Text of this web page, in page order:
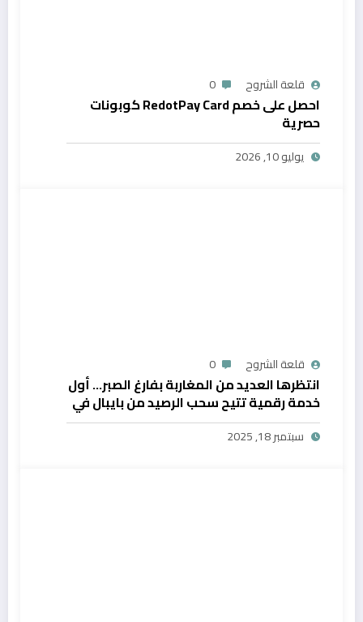
قلعة الشروح 0
احصل على خصم RedotPay Card كوبونات
حصرية
يوليو 10, 2026
قلعة الشروح 0
انتظرها العديد من المغاربة بفارغ الصبر… أول
خدمة رقمية تتيح سحب الرصيد من بايبال في
المغرب
سبتمبر 18, 2025